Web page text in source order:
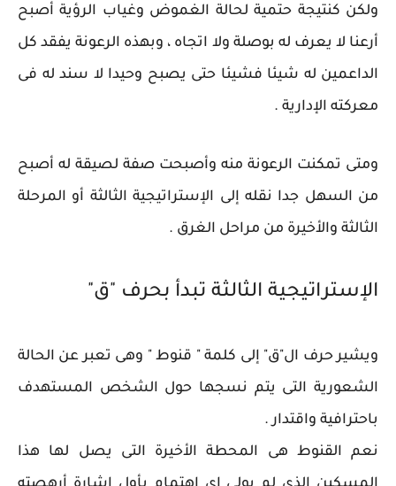
ولكن كنتيجة حتمية لحالة الغموض وغياب الرؤية أصبح
أرعنا لا يعرف له بوصلة ولا اتجاه ، وبهذه الرعونة يفقد كل
الداعمين له شيئا فشيئا حتى يصبح وحيدا لا سند له فى
معركته الإدارية .
ومتى تمكنت الرعونة منه وأصبحت صفة لصيقة له أصبح
من السهل جدا نقله إلى الإستراتيجية الثالثة أو المرحلة
الثالثة والأخيرة من مراحل الغرق .
الإستراتيجية الثالثة تبدأ بحرف "ق"
ويشير حرف ال"ق" إلى كلمة " قنوط " وهى تعبر عن الحالة
الشعورية التى يتم نسجها حول الشخص المستهدف
باحترافية واقتدار .
نعم القنوط هى المحطة الأخيرة التى يصل لها هذا